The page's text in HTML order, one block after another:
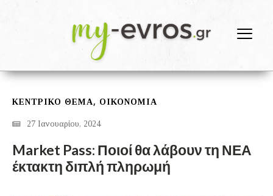
ΚΕΝΤΡΙΚΟ ΘΕΜΑ, ΟΙΚΟΝΟΜΙΑ
27 Ιανουαρίου, 2024
Market Pass: Ποιοί θα λάβουν τη ΝΕΑ
έκτακτη διπλή πληρωμή